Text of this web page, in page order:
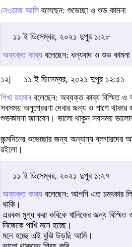
নেওয়াজ আলি বলেছেন: শুভেচ্ছা ও শুভ কামনা
১১ ই ডিসেম্বর, ২০২১ দুপুর ১:২৮
অব্যক্ত কাব্য বলেছেন: ধন্যবাদ ও শুভ কামনা
১২|
১১ ই ডিসেম্বর, ২০২১ দুপুর ১২:৫১
শিখা রহমান বলেছেন: অব্যক্ত কাব্য বিস্মিত ও
সবসময় অনুপ্রেরণা দেবার জন্য ও পাশে
শুভকামনা জানবেন। ভালো থাকুন সবসময়
জন্মদিনের শুভেচ্ছার জন্য অন্যান্য ব্লগারদের
রইলো।
১১ ই ডিসেম্বর, ২০২১ দুপুর ১:২৭
অব্যক্ত কাব্য বলেছেন: আপনি এত চমৎকার
থাকি।
এরকম মুগ্ধ করা কবিকে খানিকের জন্য
নিজেকে পাখি মনে হচ্ছে।
মনে হচ্ছে এই বুঝি উড়ছি আমি।